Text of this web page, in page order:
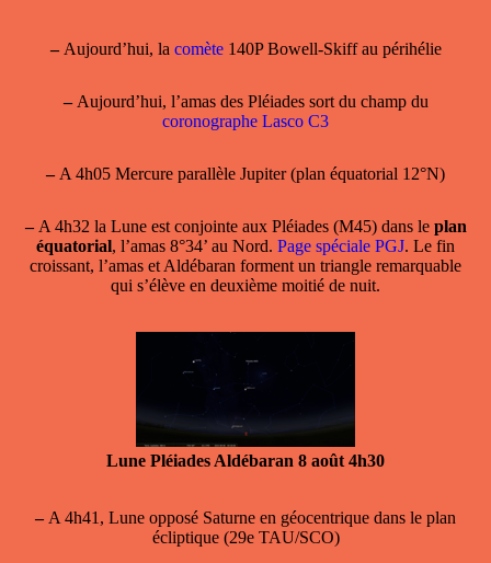
–Aujourd’hui, la comète 140P Bowell-Skiff au périhélie
–Aujourd’hui, l’amas des Pléiades sort du champ du
coronographe Lasco C3
–A 4h05 Mercure parallèle Jupiter (plan équatorial 12°N)
–A 4h32 la Lune est conjointe aux Pléiades(M45) dans le plan
équatorial, l’amas 8°34’ au Nord. Page spéciale PGJ. Le fin
croissant, l’amas et Aldébaran forment un triangle remarquable
qui s’élève en deuxième moitié de nuit.
Lune Pléiades Aldébaran 8 août 4h30
–A 4h41, Lune opposé Saturne en géocentrique dans le plan
écliptique (29e TAU/SCO)